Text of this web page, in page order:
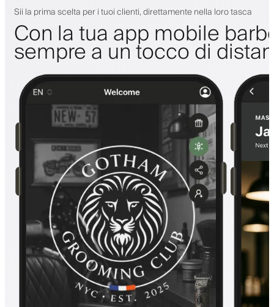
Sii la prima scelta per i tuoi clienti, direttamente nella loro tasca
Con la tua app mobile
sempre a un tocco di